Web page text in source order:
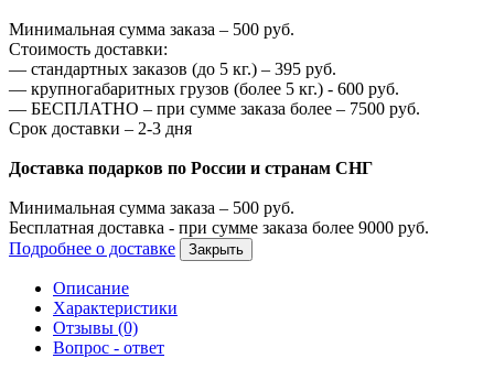
Минимальная сумма заказа – 500 руб.
Стоимость доставки:
— стандартных заказов (до 5 кг.) – 395 руб.
— крупногабаритных грузов (более 5 кг.) - 600 руб.
— БЕСПЛАТНО – при сумме заказа более – 7500 руб.
Срок доставки – 2-3 дня
Доставка подарков по России и странам СНГ
Минимальная сумма заказа – 500 руб.
Бесплатная доставка - при сумме заказа более 9000 руб.
Подробнее о доставке
Закрыть
Описание
Характеристики
Отзывы (0)
Вопрос - ответ